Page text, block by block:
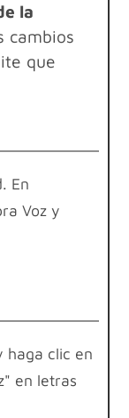
la
cambios
que
En
Voz y
haga clic en
en letras